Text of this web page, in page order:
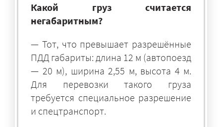
Какой груз считается
негабаритным?
— Тот, что превышает разрешённые
ПДД габариты: длина 12 м (автопоезд
— 20 м), ширина 2,55 м, высота 4 м.
Для перевозки такого груза
требуется специальное разрешение
и спецтранспорт.